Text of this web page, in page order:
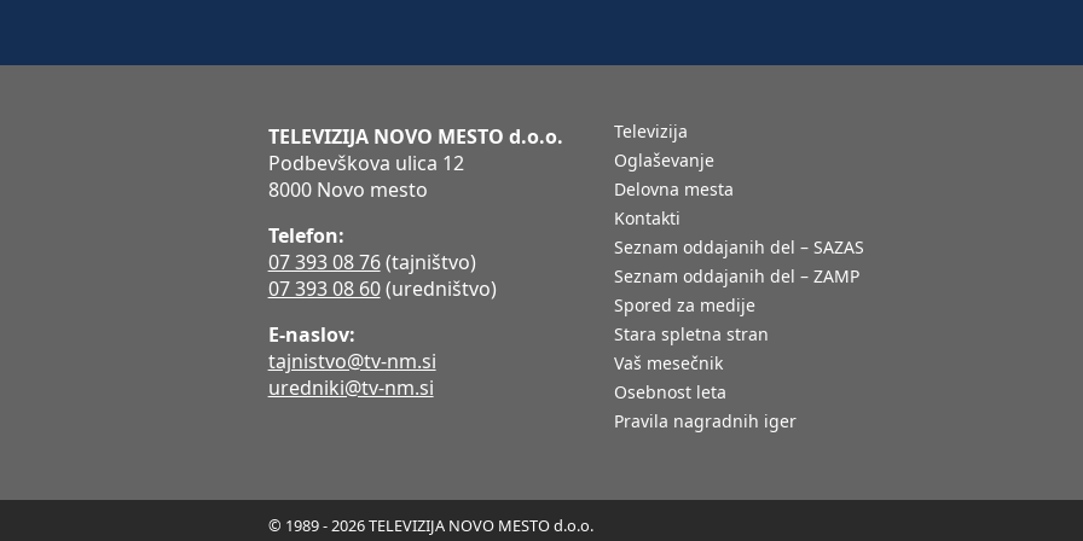
TELEVIZIJA NOVO MESTO d.o.o.
Podbevškova ulica 12
8000 Novo mesto
Telefon:
07 393 08 76(tajništvo)
07 393 08 60(uredništvo)
E-naslov:
tajnistvo@tv-nm.si
uredniki@tv-nm.si
Televizija
Oglaševanje
Delovna mesta
Kontakti
Seznam oddajanih del – SAZAS
Seznam oddajanih del – ZAMP
Spored za medije
Stara spletna stran
Vaš mesečnik
Osebnost leta
Pravila nagradnih iger
© 1989 - 2026 TELEVIZIJA NOVO MESTO d.o.o.